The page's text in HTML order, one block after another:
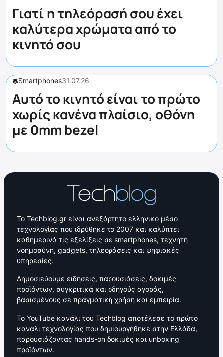
Γιατί η τηλεόρασή σου έχει
καλύτερα χρώματα από το
κινητό σου
Smartphones31.07.26
Αυτό το κινητό είναι το πρώτο
χωρίς κανένα πλαίσιο, οθόνη
με 0mm bezel
Το Techblog.gr είναι ανεξάρτητο ελληνικό μέσο
τεχνολογίας που ιδρύθηκε το 2007 και καλύπτει
καθημερινά τις εξελίξεις σε smartphones, τεχνητή
νοημοσύνη, gadgets, τηλεοράσεις και ψηφιακές
υπηρεσίες.
Δημοσιεύουμε ειδήσεις, παρουσιάσεις, δοκιμές
προϊόντων, συγκριτικά και οδηγούς αγοράς,
βασισμένους σε πραγματική χρήση και εμπειρία.
Το YouTube κανάλι του Techblog αποτέλεσε το πρώτο
κανάλι τεχνολογίας που δημιουργήθηκε στην Ελλάδα,
παρουσιάζοντας hands-on δοκιμές και unboxing
προϊόντων.